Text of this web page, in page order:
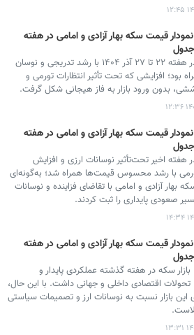
نمودار قیمت سکه بهار آزادی و امامی در هفته
بازار سکه در هفته ۲۲ تا ۲۷ آذر ۱۴۰۴ با رشد تدریجی و نوسان
بود؛ افزایشی که تحت تأثیر انتظارات تورمی و
بدون ورود بازار به فاز هیجانی شکل گرفت.
نمودار قیمت سکه بهار آزادی و امامی در هفته
هفته اخیر تحت‌تأثیر نوسانات ارزی و افزایش
با رشد محسوس قیمت‌ها همراه شد؛ به‌گونه‌ای
بهار آزادی و امامی با تقاضای فزاینده و نوسانات
صعودی پایداری را ثبت کردند.
نمودار قیمت سکه بهار آزادی و امامی در هفته
سکه در هفته گذشته عملکردی پایدار و
اقتصادی داخلی و جهانی داشت. با این حال،
این بازار نسبت به نوسانات ارز و تصمیمات سیاستی